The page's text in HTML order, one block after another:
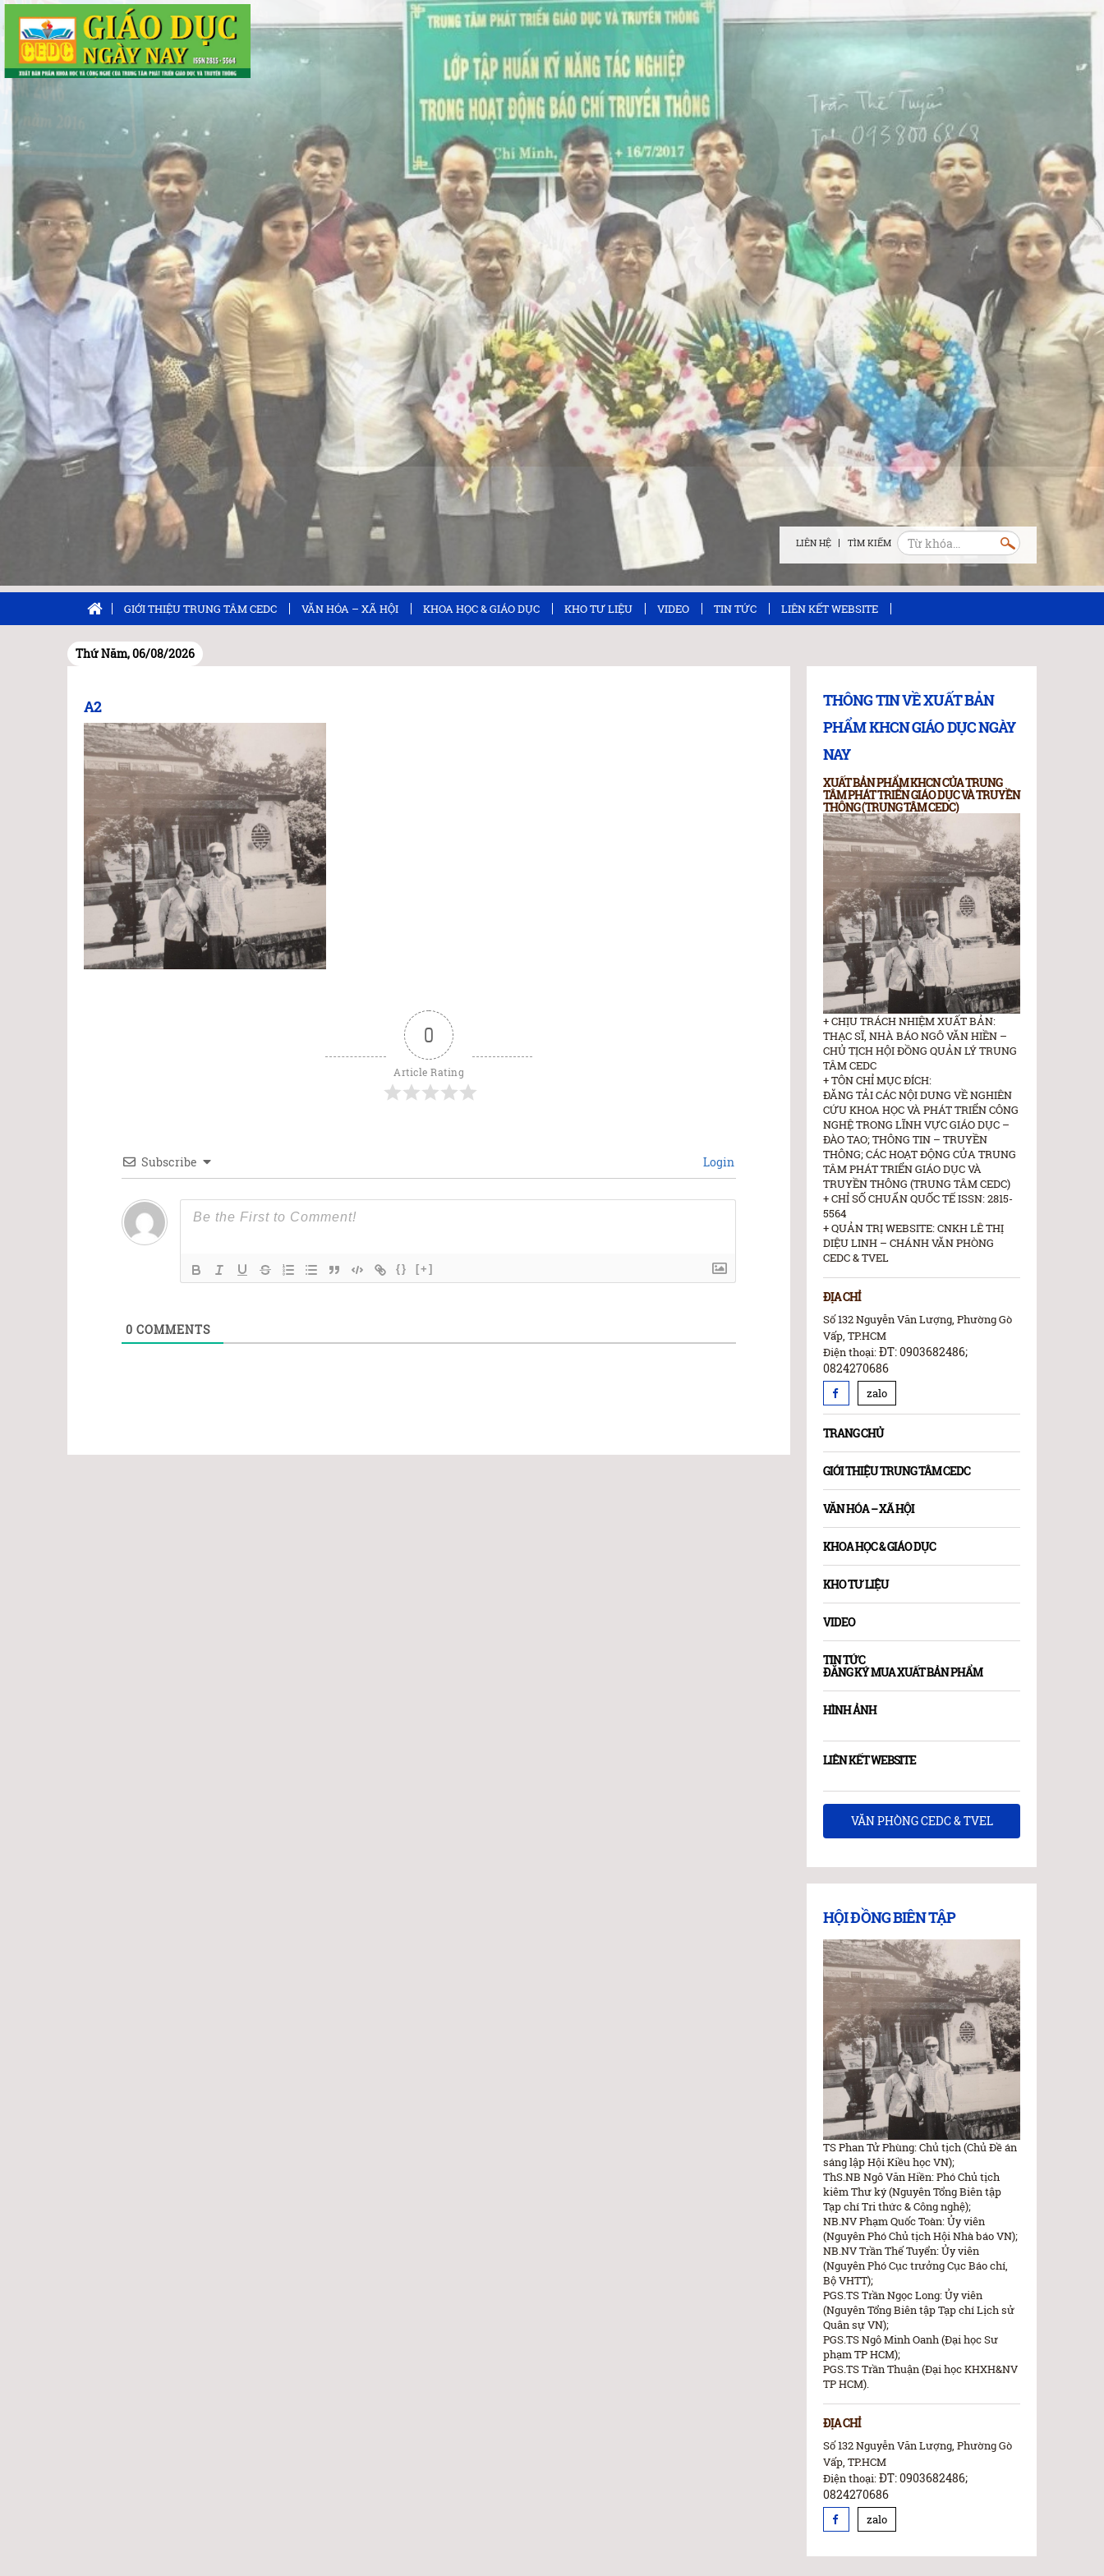
LIÊN HỆ
GIỚI THIỆU TRUNG TÂM CEDC VĂN HÓA – XÃ HỘI KHOA HỌC & GIÁO DỤC KHO TƯ LIỆU VIDEO TIN TỨC LIÊN KẾT WEBSITE
Thứ Năm, 06/08/2026
A2
0
Article Rating
Subscribe Login
{} [+]
0 COMMENTS
THÔNG TIN VỀ XUẤT BẢN
PHẨM KHCN GIÁO DỤC NGÀY
NAY
XUẤT BẢN PHẨM KHCN CỦA TRUNG
TÂM PHÁT TRIỂN GIÁO DỤC VÀ TRUYỀN
THÔNG (TRUNG TÂM CEDC)
+ CHỊU TRÁCH NHIỆM XUẤT BẢN:
THẠC SĨ, NHÀ BÁO NGÔ VĂN HIỀN –
CHỦ TỊCH HỘI ĐỒNG QUẢN LÝ TRUNG
TÂM CEDC
+ TÔN CHỈ MỤC ĐÍCH:
ĐĂNG TẢI CÁC NỘI DUNG VỀ NGHIÊN
CỨU KHOA HỌC VÀ PHÁT TRIỂN CÔNG
NGHỆ TRONG LĨNH VỰC GIÁO DỤC –
ĐÀO TAO; THÔNG TIN – TRUYỀN
THÔNG; CÁC HOẠT ĐỘNG CỦA TRUNG
TÂM PHÁT TRIỂN GIÁO DỤC VÀ
TRUYỀN THÔNG (TRUNG TÂM CEDC)
+ CHỈ SỐ CHUẨN QUỐC TẾ ISSN: 2815-
5564
+ QUẢN TRỊ WEBSITE: CNKH LÊ THỊ
DIỆU LINH – CHÁNH VĂN PHÒNG
CEDC & TVEL
ĐỊA CHỈ
Số 132 Nguyễn Văn Lượng, Phường Gò
Vấp, TP.HCM
Điện thoại:ĐT: 0903682486;
0824270686
zalo
TRANG CHỦ
GIỚI THIỆU TRUNG TÂM CEDC
VĂN HÓA – XÃ HỘI
KHOA HỌC & GIÁO DỤC
KHO TƯ LIỆU
VIDEO
TIN TỨC
ĐĂNG KÝ MUA XUẤT BẢN PHẨM
HÌNH ẢNH
LIÊN KẾT WEBSITE
VĂN PHÒNG CEDC & TVEL
HỘI ĐỒNG BIÊN TẬP
TS Phan Tử Phùng: Chủ tịch (Chủ Đề án
sáng lập Hội Kiều học VN);
ThS.NB Ngô Văn Hiền: Phó Chủ tịch
kiêm Thư ký (Nguyên Tổng Biên tập
Tạp chí Tri thức & Công nghệ);
NB.NV Phạm Quốc Toàn: Ủy viên
(Nguyên Phó Chủ tịch Hội Nhà báo VN);
NB.NV Trần Thế Tuyển: Ủy viên
(Nguyên Phó Cục trưởng Cục Báo chí,
Bộ VHTT);
PGS.TS Trần Ngọc Long: Ủy viên
(Nguyên Tổng Biên tập Tạp chí Lịch sử
Quân sự VN);
PGS.TS Ngô Minh Oanh (Đại học Sư
phạm TP HCM);
PGS.TS Trần Thuận (Đại học KHXH&NV
TP HCM).
ĐỊA CHỈ
Số 132 Nguyễn Văn Lượng, Phường Gò
Vấp, TP.HCM
Điện thoại:ĐT: 0903682486;
0824270686
zalo